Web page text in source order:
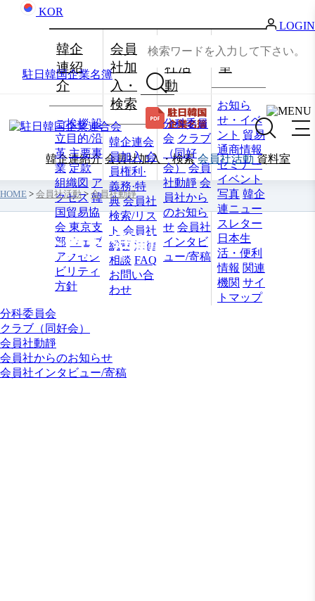
韓企
連紹
介
ご挨拶 設
立目的/沿
革 主要事
業 定款
組織図 ア
クセス 韓
国貿易協
会 東京支
部 ウェブ
アクセシ
ビリティ
方針
会員
社加
入・
検索
韓企連会
員加入 会
員権利·
義務·特
典 会員社
検索/リス
ト 会員社
総覧 法律
相談 FAQ
お問い合
わせ
会員
社活
動
分科委員
会 クラブ
（同好
会） 会員
社動靜 会
員社から
のお知ら
せ 会員社
インタビ
ュー/寄稿
資料
室
お知ら
せ・イベ
ント 貿易
通商情報
セミナー
イベント
写真 韓企
連ニュー
スレター
日本生
活・便利
情報 関連
機関 サイ
トマップ
駐日韓国企業名簿
KOR
LOGIN
韓企連紹介 会員社加入・検索 会員社活動 資料室
HOME > 会員社活動> 会員社動靜
会員社活動
分科委員会
クラブ（同好会）
会員社動靜
会員社からのお知らせ
会員社インタビュー/寄稿